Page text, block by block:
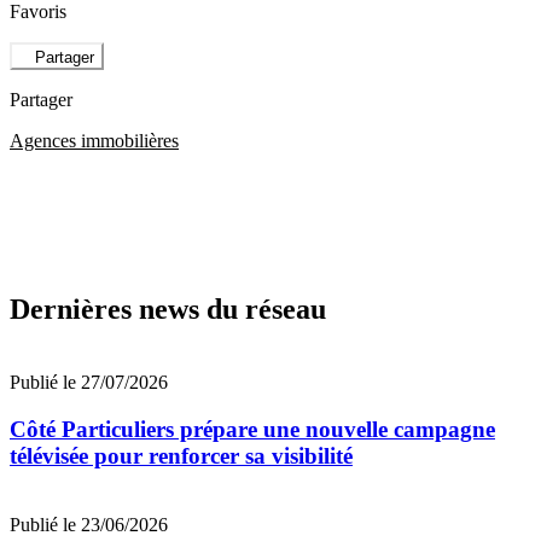
Favoris
Partager
Partager
Agences immobilières
Dernières news du réseau
Publié le 27/07/2026
Côté Particuliers prépare une nouvelle campagne
télévisée pour renforcer sa visibilité
Publié le 23/06/2026